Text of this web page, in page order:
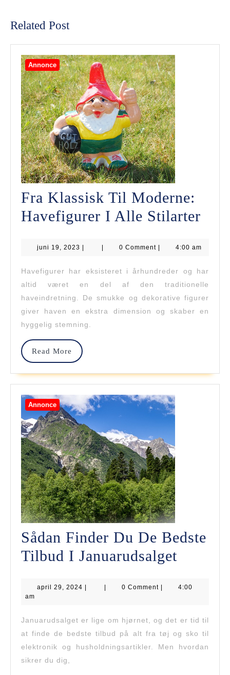
Related Post
Annonce
Fra Klassisk Til Moderne:
Havefigurer I Alle Stilarter
Til
I
juni 19, 2023 juni
| | 0 Comment | 4:00 am
Havefigurer har eksisteret i århundreder og har
altid været en del af den traditionelle
haveindretning. De smukke og dekorative figurer
giver haven en ekstra dimension og skaber en
hyggelig stemning.
Read More
Read
Annonce
Sådan Finder Du De Bedste
Tilbud I Januarudsalget
Du
Bedste
Tilbud
april 29, 2024 april
0 Comment
4:00
am
Januarudsalget er lige om hjørnet, og det er tid til
at finde de bedste tilbud på alt fra tøj og sko til
elektronik og husholdningsartikler. Men hvordan
sikrer du dig,